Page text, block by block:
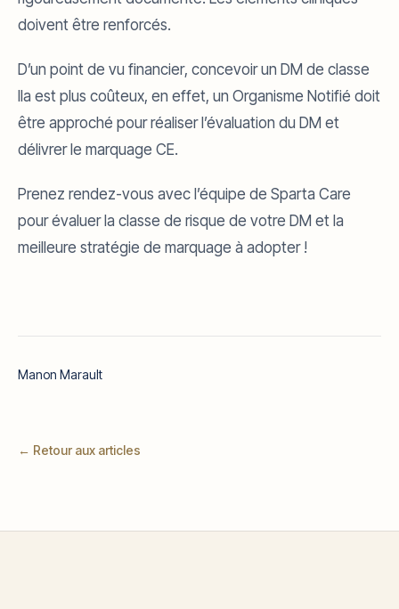
doivent être renforcés.
D’un point de vu financier, concevoir un DM de classe
IIa est plus coûteux, en effet, un Organisme Notifié doit
être approché pour réaliser l’évaluation du DM et
délivrer le marquage CE.
Prenez rendez-vous avec l’équipe de Sparta Care
pour évaluer la classe de risque de votre DM et la
meilleure stratégie de marquage à adopter !
Manon Marault
← Retour aux articles